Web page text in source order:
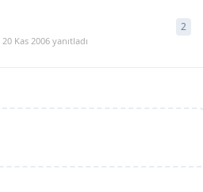
20 Kas 2006yanıtladı
2